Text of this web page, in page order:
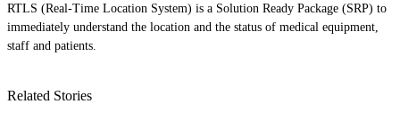
RTLS (Real-Time Location System) is a Solution Ready Package (SRP) to
immediately understand the location and the status of medical equipment,
staff and patients.
Related Stories